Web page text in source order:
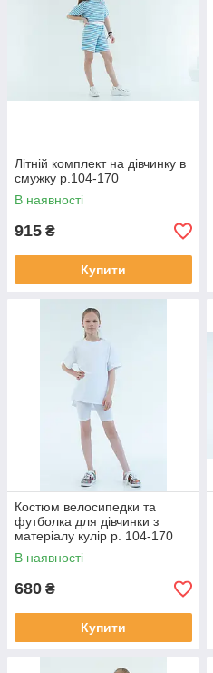
Літній комплект на дівчинку в
смужку р.104-170
В наявності
915 ₴
Купити
Костюм велосипедки та
футболка для дівчинки з
матеріалу кулір р. 104-170
В наявності
680 ₴
Купити